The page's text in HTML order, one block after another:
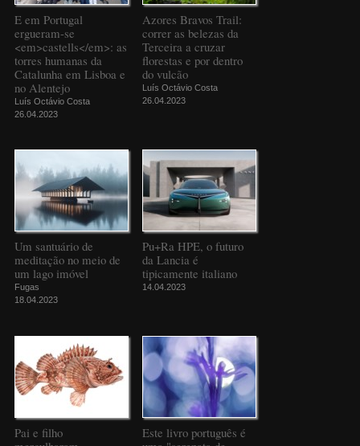
E em Portugal
ergueram-se
<em>castells</em>: as
torres humanas da
Catalunha em Lisboa e
no Alentejo
Luís Octávio Costa
26.04.2023
Azores Bravos Trail:
correr as belezas da
Terceira a cruzar
florestas e por dentro
do vulcão
Luís Octávio Costa
26.04.2023
Um santuário de
meditação no meio de
um lago imóvel
Fugas
18.04.2023
Pu+Ra HPE, o futuro
da Lancia é
tipicamente italiano
14.04.2023
Pai e filho
Este livro português é